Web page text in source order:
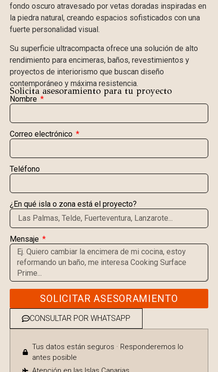
fondo oscuro atravesado por vetas doradas inspiradas en
la piedra natural, creando espacios sofisticados con una
fuerte personalidad visual.
Su superficie ultracompacta ofrece una solución de alto
rendimiento para encimeras, baños, revestimientos y
proyectos de interiorismo que buscan diseño
contemporáneo y máxima resistencia.
Solicita asesoramiento para tu proyecto
Nombre
Correo electrónico
Teléfono
¿En qué isla o zona está el proyecto?
Mensaje
SOLICITAR ASESORAMIENTO
CONSULTAR POR WHATSAPP
Tus datos están seguros · Responderemos lo
antes posible